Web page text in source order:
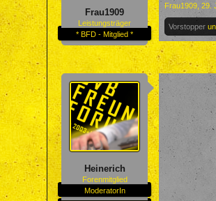
Frau1909
Leistungsträger
* BFD - Mitglied *
Frau1909 29.
Vorstopper
Heinerich
Forenmitglied
ModeratorIn